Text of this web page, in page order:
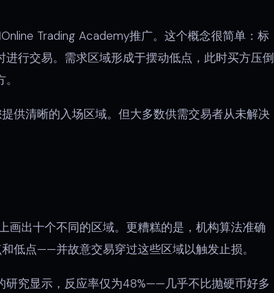
Trading Academy推广。这个概念很简单：标
行交易。需求区域形成于摆动低点，此时买方压倒
供清晰的入场区域。但大多数供需交易者从未解决
画出十个不同的区域。更糟糕的是，机构算法准确
低点——并故意交易穿过这些区域以触发止损。
究显示，反应率仅为48%——几乎不比抛硬币好多